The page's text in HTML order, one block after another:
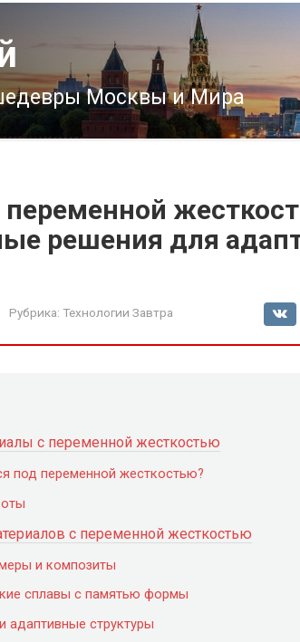
Москвы и Мира
решения для
Рубрика: Технологии Завтра
с переменной жесткостью
под переменной жесткостью?
с переменной жесткостью
и композиты
сплавы с памятью формы
адаптивные структуры